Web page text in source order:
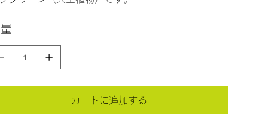
カートに追加する